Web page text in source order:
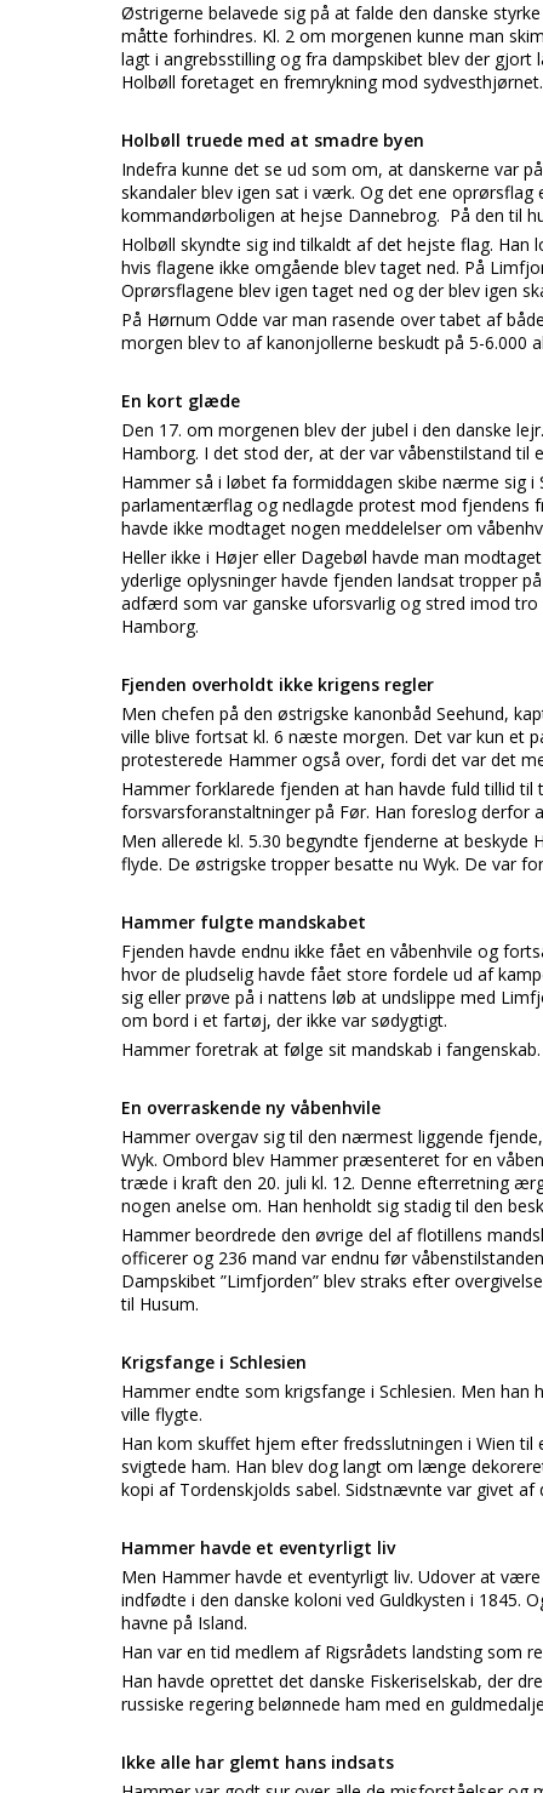
Østrigerne belavede sig på at falde den danske
måtte forhindres. Kl. 2 om morgenen kunne man
lagt i angrebsstilling og fra dampskibet blev der gjort
Holbøll foretaget en fremrykning mod sydvesthjørnet.
Holbøll truede med at smadre byen
Indefra kunne det se ud som om, at danskerne var
skandaler blev igen sat i værk. Og det ene
kommandørboligen at hejse Dannebrog. På den til
Holbøll skyndte sig ind tilkaldt af det hejste flag.
hvis flagene ikke omgående blev taget ned. På
Oprørsflagene blev igen taget ned og der blev igen
På Hørnum Odde var man rasende over tabet af
morgen blev to af kanonjollerne beskudt på 5-6.000
En kort glæde
Den 17. om morgenen blev der jubel i den danske
Hamborg. I det stod der, at der var våbenstilstand
Hammer så i løbet fa formiddagen skibe nærme sig i
parlamentærflag og nedlagde protest mod fjendens
havde ikke modtaget nogen meddelelser om
Heller ikke i Højer eller Dagebøl havde man
yderlige oplysninger havde fjenden landsat tropper
adfærd som var ganske uforsvarlig og stred imod
Hamborg.
Fjenden overholdt ikke krigens regler
Men chefen på den østrigske kanonbåd Seehund,
ville blive fortsat kl. 6 næste morgen. Det var kun et
protesterede Hammer også over, fordi det var det
Hammer forklarede fjenden at han havde fuld tillid
forsvarsforanstaltninger på Før. Han foreslog derfor
Men allerede kl. 5.30 begyndte fjenderne at
flyde. De østrigske tropper besatte nu Wyk. De var
Hammer fulgte mandskabet
Fjenden havde endnu ikke fået en våbenhvile og
hvor de pludselig havde fået store fordele ud af
sig eller prøve på i nattens løb at undslippe med
om bord i et fartøj, der ikke var sødygtigt.
Hammer foretrak at følge sit mandskab i
En overraskende ny våbenhvile
Hammer overgav sig til den nærmest liggende
Wyk. Ombord blev Hammer præsenteret for en
træde i kraft den 20. juli kl. 12. Denne efterretning
nogen anelse om. Han henholdt sig stadig til den
Hammer beordrede den øvrige del af flotillens
officerer og 236 mand var endnu før
Dampskibet ”Limfjorden” blev straks efter
til Husum.
Krigsfange i Schlesien
Hammer endte som krigsfange i Schlesien. Men
ville flygte.
Han kom skuffet hjem efter fredsslutningen i Wien
svigtede ham. Han blev dog langt om længe
kopi af Tordenskjolds sabel. Sidstnævnte var givet af
Hammer havde et eventyrligt liv
Men Hammer havde et eventyrligt liv. Udover at
indfødte i den danske koloni ved Guldkysten i 1845.
havne på Island.
Han var en tid medlem af Rigsrådets landsting som
Han havde oprettet det danske Fiskeriselskab, der
russiske regering belønnede ham med en
Ikke alle har glemt hans indsats